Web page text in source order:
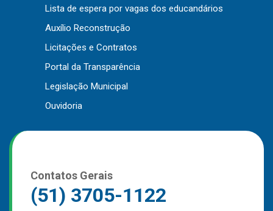
Outros
Downloads
Notícias
Lista de espera por vagas dos educandários
Auxílio Reconstrução
Licitações e Contratos
Portal da Transparência
Legislação Municipal
Ouvidoria
Contatos Gerais
(51) 3705-1122